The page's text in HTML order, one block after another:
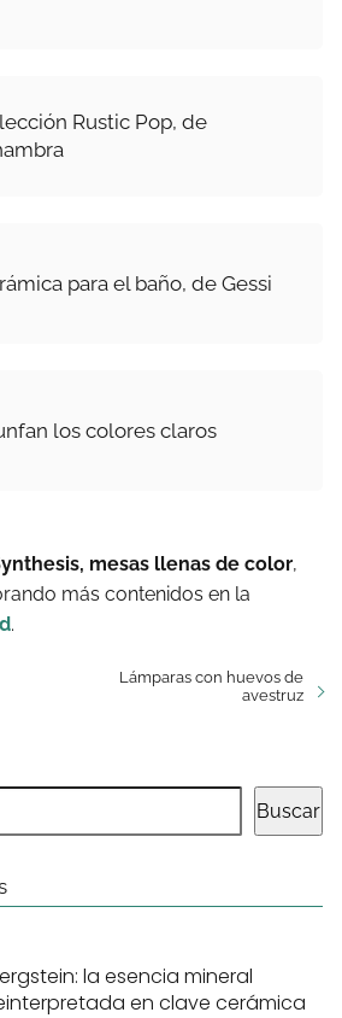
Rustic Pop, de
para el baño, de Gessi
los colores claros
mesas llenas de color,
más contenidos en la
.
Lámparas con huevos de
avestruz
Buscar
la esencia mineral
en clave cerámica